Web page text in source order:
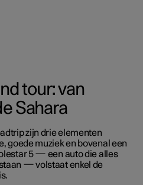
tour: van
Sahara
zijn drie elementen
goede muziek en bovenal een
5 — een auto die alles
— volstaat enkel de